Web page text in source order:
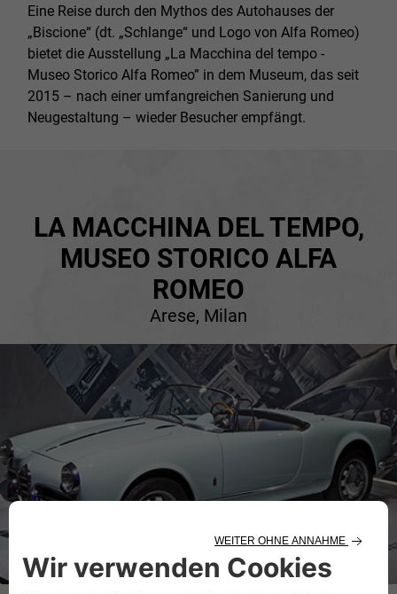
Eine Reise durch den Mythos des Autohauses der
„Biscione“ (dt. „Schlange“ und Logo von Alfa Romeo)
bietet die Ausstellung „La Macchina del tempo -
Museo Storico Alfa Romeo” in dem Museum, das seit
2015 – nach einer umfangreichen Sanierung und
Neugestaltung – wieder Besucher empfängt.
LA MACCHINA DEL TEMPO,
MUSEO STORICO ALFA
ROMEO
Arese, Milan